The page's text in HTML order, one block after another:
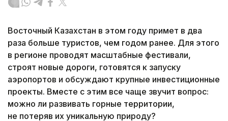
Восточный Казахстан в этом году примет в два
раза больше туристов, чем годом ранее. Для этого
в регионе проводят масштабные фестивали,
строят новые дороги, готовятся к запуску
аэропортов и обсуждают крупные инвестиционные
проекты. Вместе с этим все чаще звучит вопрос:
можно ли развивать горные территории,
не потеряв их уникальную природу?